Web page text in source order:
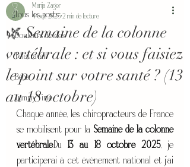
Tous les posts
Douleurs de dos
Télétravail
Bébé
Tummy Time
🌿 Semaine de la colonne
vertébrale : et si vous faisiez
le point sur votre santé ? (13
au 18 octobre)
Marija Zager
4 oct. 2025 2 min de lecture
Chaque année, les chiropracteurs de France
se mobilisent pour la Semaine de la colonne
vertébrale.Du 13 au 18 octobre 2025, je
participerai à cet événement national et j’ai